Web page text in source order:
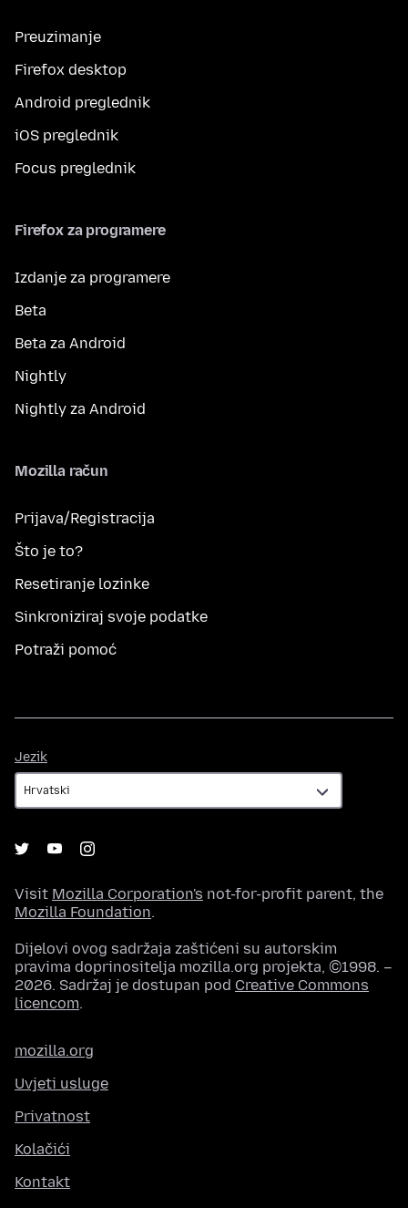
Preuzimanje
Firefox desktop
Android preglednik
iOS preglednik
Focus preglednik
Firefox za programere
Izdanje za programere
Beta
Beta za Android
Nightly
Nightly za Android
Mozilla račun
Prijava/Registracija
Što je to?
Resetiranje lozinke
Sinkroniziraj svoje podatke
Potraži pomoć
Jezik
Visit Mozilla Corporation's not-for-profit parent, the
Mozilla Foundation.
Dijelovi ovog sadržaja zaštićeni su autorskim
pravima doprinositelja mozilla.org projekta, ©1998. –
2026. Sadržaj je dostupan pod Creative Commons
licencom.
mozilla.org
Uvjeti usluge
Privatnost
Kolačići
Kontakt